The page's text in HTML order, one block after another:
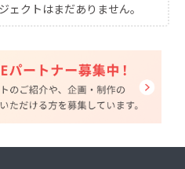
ェクトはまだありません。